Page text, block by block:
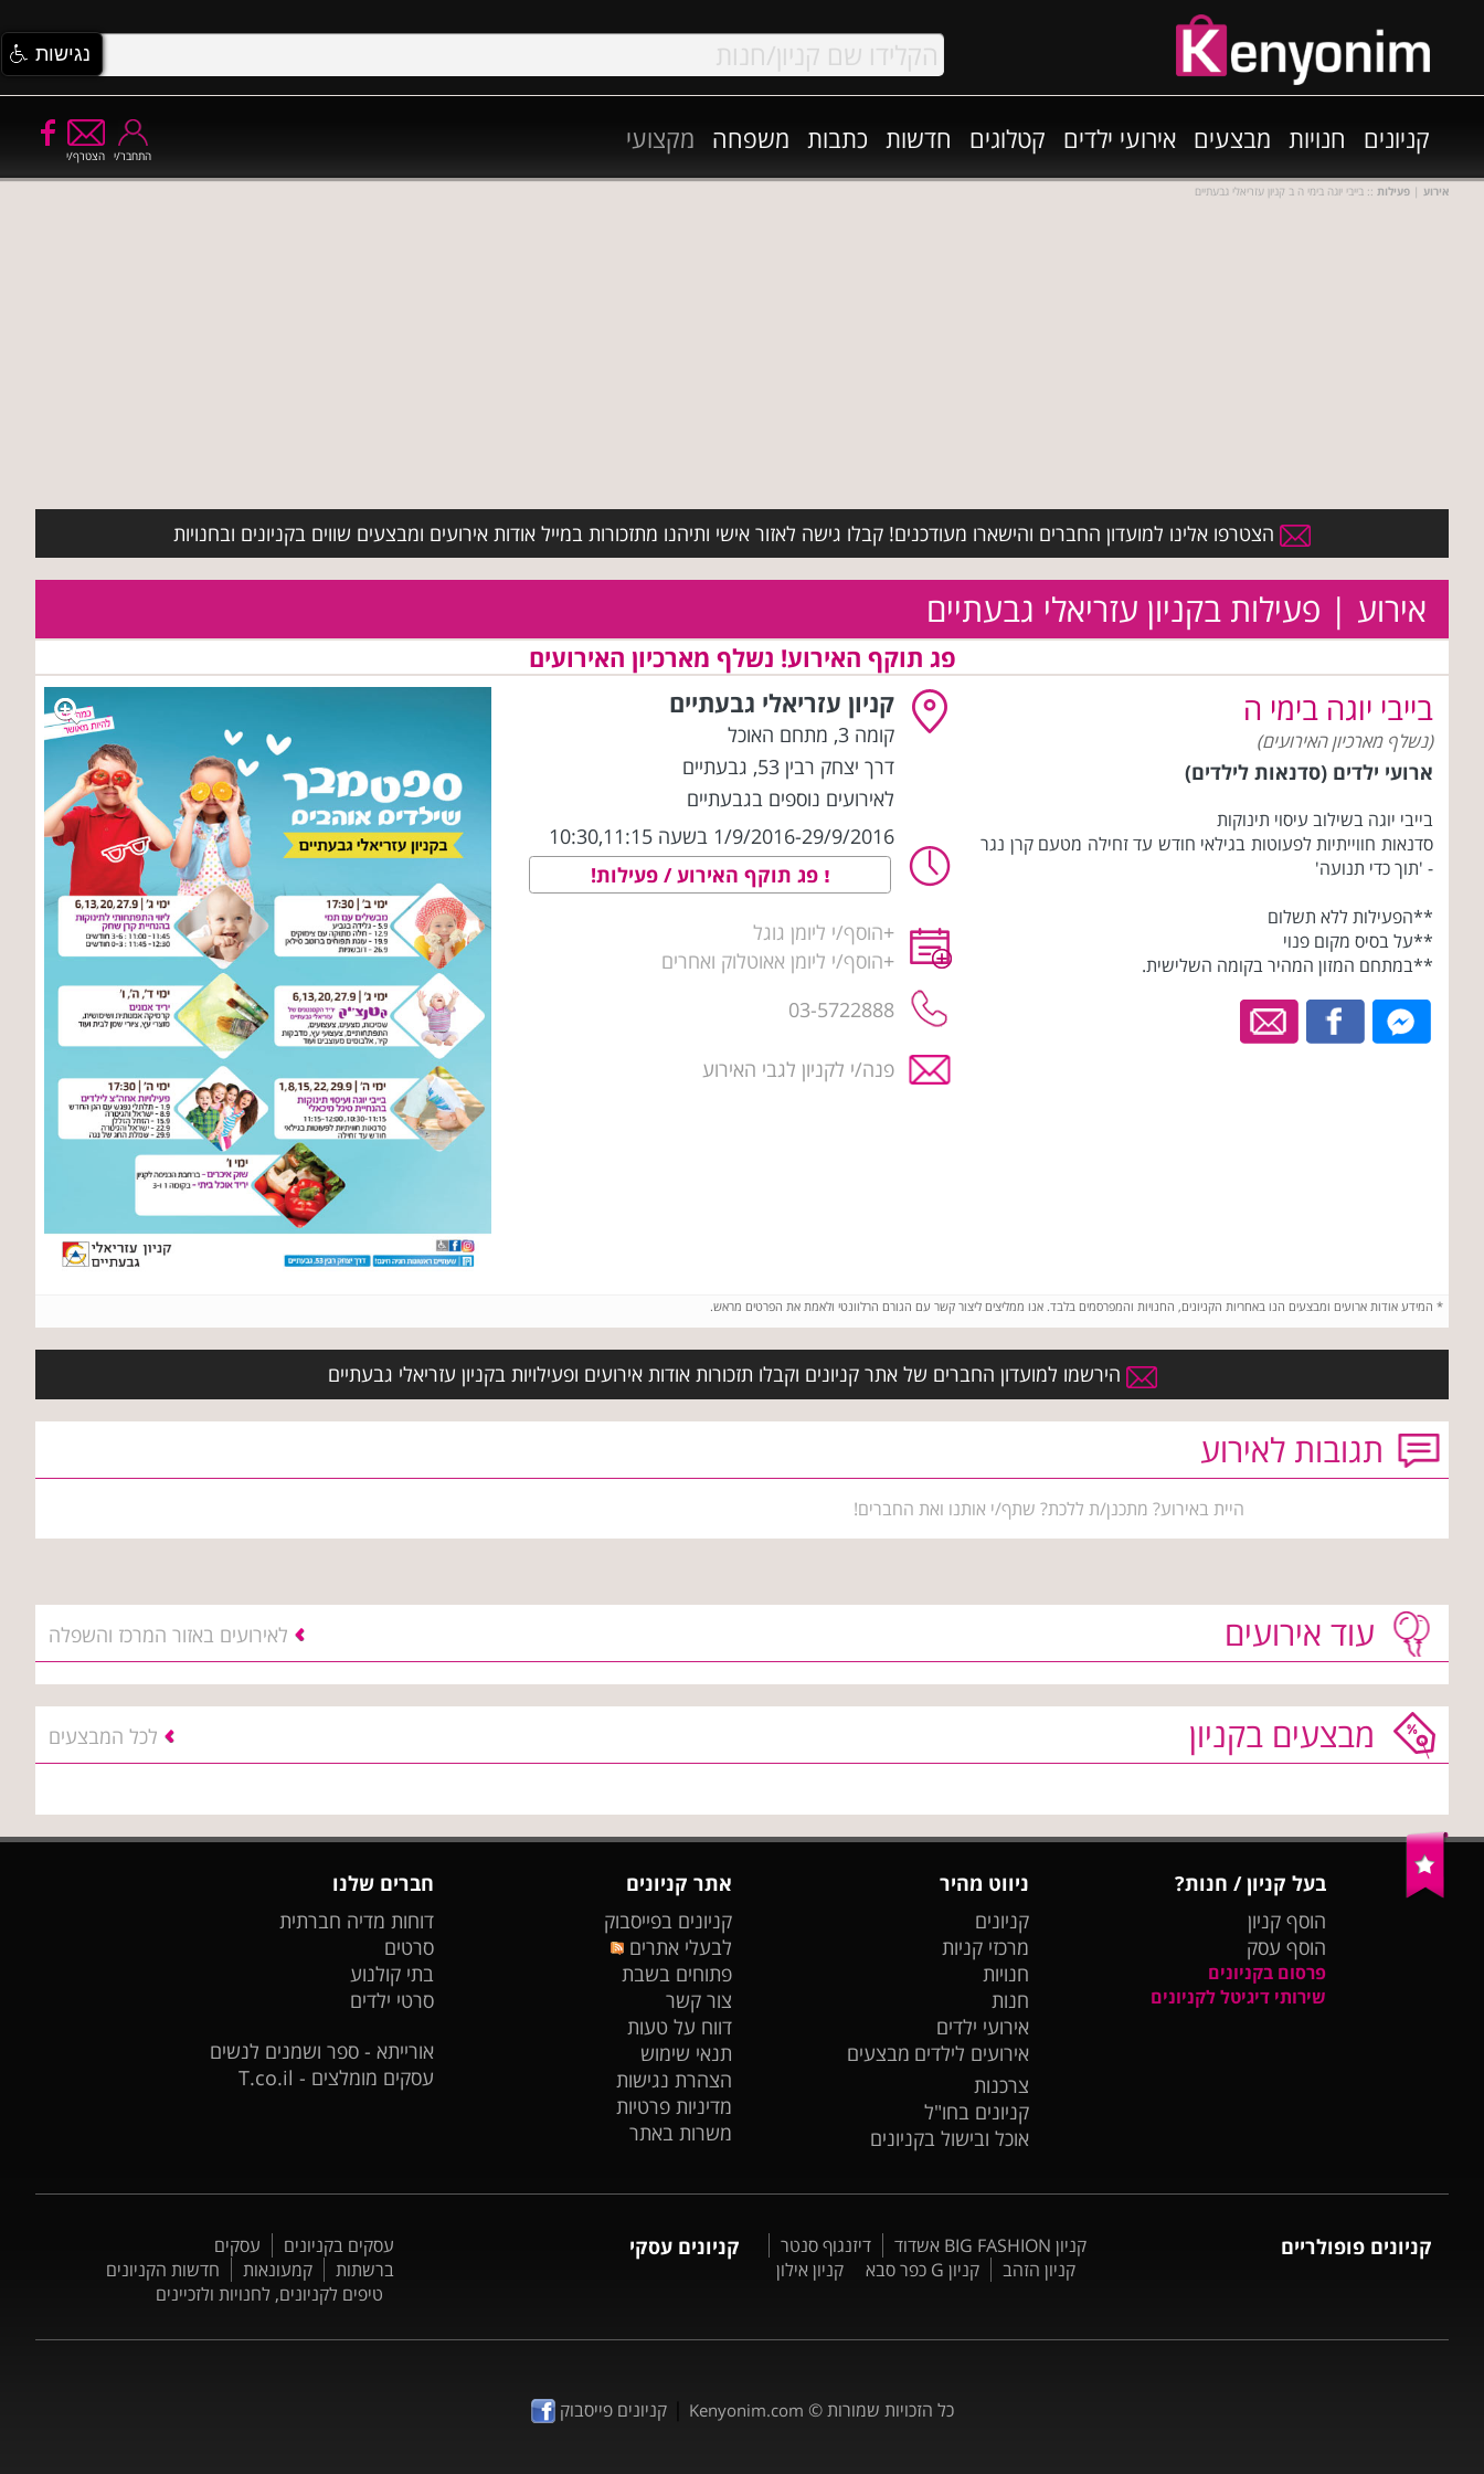
קניונים חנויות מבצעים אירועי ילדים קטלוגים חדשות כתבות משפחה מקצועי
הצטרף/י התחבר/י
אירוע | פעילות :: בייבי יוגה בימי ה ב קניון עזריאלי גבעתיים
הצטרפו אלינו למועדון החברים והישארו מעודכנים! קבלו גישה לאזור אישי ותיהנו מתזכורות במייל אודות אירועים ומבצעים שווים בקניונים ובחנויות
אירוע | פעילות בקניון עזריאלי גבעתיים
פג תוקף האירוע! נשלף מארכיון האירועים
בייבי יוגה בימי ה
(נשלף מארכיון האירועים)
ארועי ילדים (סדנאות לילדים)
בייבי יוגה בשילוב עיסוי תינוקות
סדנאות חווייתיות לפעוטות בגילאי חודש עד זחילה מטעם קרן נגר
- 'תוך כדי תנועה'
**הפעילות ללא תשלום
**על בסיס מקום פנוי
**במתחם המזון המהיר בקומה השלישית.
קניון עזריאלי גבעתיים
קומה 3, מתחם האוכל
דרך יצחק רבין 53
, גבעתיים
לאירועים נוספים בגבעתיים
1/9/2016-29/9/2016 בשעה 10:30,11:15
פג תוקף האירוע / פעילות!
+הוסף/י ליומן גוגל
+הוסף/י ליומן אאוטלוק ואחרים
03-5722888
פנה/י לקניון לגבי האירוע
* המידע אודות ארועים ומבצעים הנו באחריות הקניונים, החנויות והמפרסמים בלבד. אנו ממליצים ליצור קשר עם הגורם הרלוונטי ולאמת את הפרטים מראש.
הירשמו למועדון החברים של אתר קניונים וקבלו תזכורות אודות אירועים ופעילויות בקניון עזריאלי גבעתיים
תגובות לאירוע
היית באירוע? מתכנן/ת ללכת? שתף/י אותנו ואת החברים!
עוד אירועים לאירועים באזור המרכז והשפלה
מבצעים בקניון לכל המבצעים
בעל קניון / חנות?
הוסף קניון
הוסף עסק
פרסום בקניונים
שירותי דיגיטל לקניונים
ניווט מהיר
קניונים
מרכזי קניות
חנויות
חנות
אירועי ילדים
אירועים לילדים מבצעים
צרכנות
קניונים בחו"ל
אוכל ובישול בקניונים
אתר קניונים
קניונים בפייסבוק
לבעלי אתרים
פתוחים בשבת
צור קשר
דווח על טעות
תנאי שימוש
הצהרת נגישות
מדיניות פרטיות
משרות באתר
חברים שלנו
דוחות מדיה חברתית
סרטים
בתי קולנוע
סרטי ילדים
אורייתא - ספר ושמנים לנשים
עסקים מומלצים - T.co.il
קניונים פופולריים קניון BIG FASHION אשדוד
דיזנגוף סנטר
קניון הזהב
קניון G כפר סבא קניון אילון
קניונים עסקי עסקים בקניונים
עסקים
ברשתות
קמעונאות
חדשות הקניונים
טיפים לקניונים, לחנויות ולזכיינים
כל הזכויות שמורות © Kenyonim.com
|קניונים פייסבוק
נגישות